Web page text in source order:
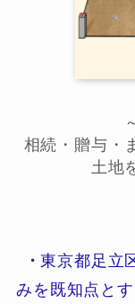
相続・贈与・
土地
・東京都足
みを既知点と